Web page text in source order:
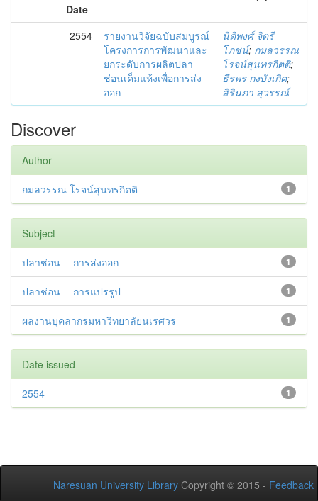
Date
2554
รายงานวิจัยฉบับสมบูรณ์
โครงการการพัฒนาและ
ยกระดับการผลิตปลา
ช่อนเค็มแห้งเพื่อการส่ง
ออก
นิติพงศ์ จิตรี
โภชน์; กมลวรรณ
โรจน์สุนทรกิตติ;
ธีรพร กงบังเกิด;
สิรินภา สุวรรณ์
Discover
Author
1
กมลวรรณ โรจน์สุนทรกิตติ
Subject
1
ปลาช่อน -- การส่งออก
1
ปลาช่อน -- การแปรรูป
1
ผลงานบุคลากรมหาวิทยาลัยนเรศวร
Date issued
1
2554
Naresuan University Library Copyright © 2015 - Feedback